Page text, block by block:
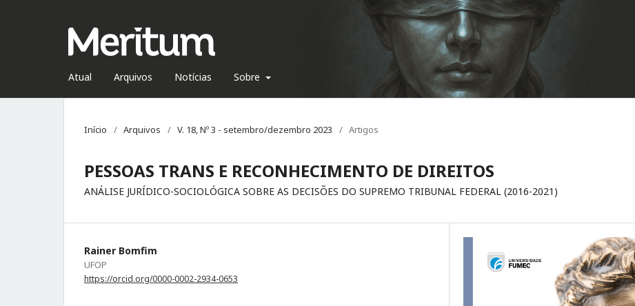
Atual Arquivos Notícias Sobre
Início / Arquivos / V. 18, Nº 3 - setembro/dezembro 2023 / Artigos
PESSOAS TRANS E RECONHECIMENTO DE DIREITOS
ANÁLISE JURÍDICO-SOCIOLÓGICA SOBRE AS DECISÕES DO SUPREMO TRIBUNAL FEDERAL (2016-2021)
Rainer Bomfim
UFOP
https://orcid.org/0000-0002-2934-0653